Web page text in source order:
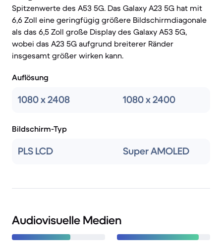
Spitzenwerte des A53 5G. Das Galaxy A23 5G hat mit
6,6 Zoll eine geringfügig größere Bildschirmdiagonale
als das 6,5 Zoll große Display des Galaxy A53 5G,
wobei das A23 5G aufgrund breiterer Ränder
insgesamt größer wirken kann.
Auflösung
1080 x 2408 1080 x 2400
Bildschirm-Typ
PLS LCD Super AMOLED
Audiovisuelle Medien